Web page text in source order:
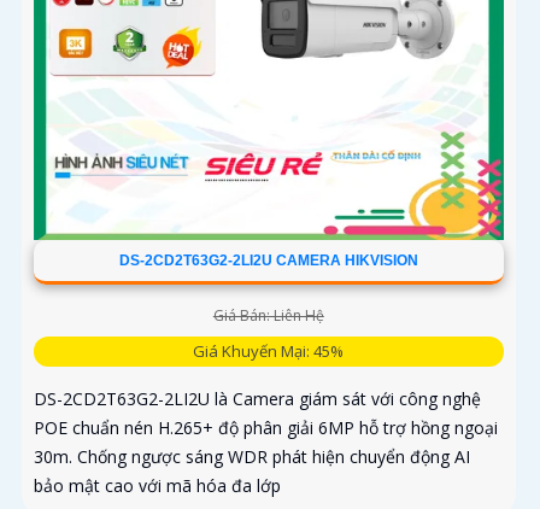
DS-2CD2T63G2-2LI2U CAMERA HIKVISION
Giá Bán: Liên Hệ
Giá Khuyến Mại: 45%
DS-2CD2T63G2-2LI2U là Camera giám sát với công nghệ
POE chuẩn nén H.265+ độ phân giải 6MP hỗ trợ hồng ngoại
30m. Chống ngược sáng WDR phát hiện chuyển động AI
bảo mật cao với mã hóa đa lớp